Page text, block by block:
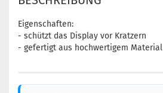
Eigenschaften:
- schützt das Display vor Kratzern
- gefertigt aus hochwertigem Material